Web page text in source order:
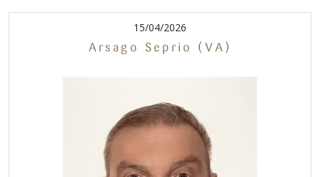
15/04/2026
Arsago Seprio (VA)